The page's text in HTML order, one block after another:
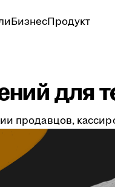
БизнесПродукт
для
продавцов,